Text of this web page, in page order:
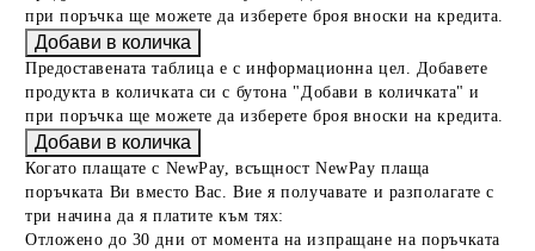
при поръчка ще можете да изберете броя вноски на кредита.
Предоставената таблица е с информационна цел. Добавете
продукта в количката си с бутона "Добави в количката" и
при поръчка ще можете да изберете броя вноски на кредита.
Когато плащате с NewPay, всъщност NewPay плаща
поръчката Ви вместо Вас. Вие я получавате и разполагате с
три начина да я платите към тях:
Отложено до 30 дни от момента на изпращане на поръчката